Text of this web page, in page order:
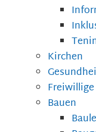
Kirchen
Bauen